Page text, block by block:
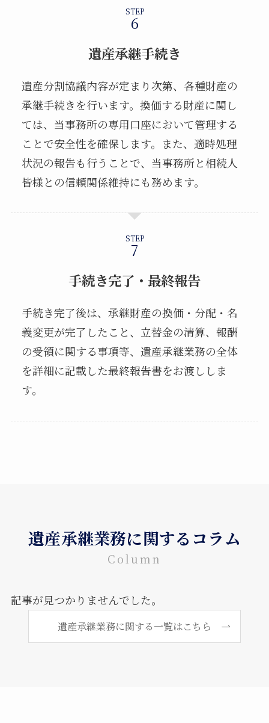
STEP
遺産承継手続き
遺産分割協議内容が定まり次第、各種財産の
承継手続きを行います。換価する財産に関し
ては、当事務所の専用口座において管理する
ことで安全性を確保します。また、適時処理
状況の報告も行うことで、当事務所と相続人
皆様との信頼関係維持にも務めます。
STEP
手続き完了・最終報告
手続き完了後は、承継財産の換価・分配・名
義変更が完了したこと、立替金の清算、報酬
の受領に関する事項等、遺産承継業務の全体
を詳細に記載した最終報告書をお渡ししま
す。
遺産承継業務に関するコラム
Column
記事が見つかりませんでした。
遺産承継業務に関する一覧はこちら